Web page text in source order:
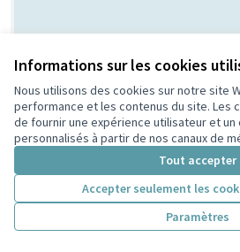
Informations sur les cookies
Nous utilisons des cookies sur notre site
performance et les contenus du site. Les
de fournir une expérience utilisateur et un
personnalisés à partir de nos canaux de
Tout accepter
Accepter seulement les
Paramètres
Bal Populaire place Lazare
Goujon